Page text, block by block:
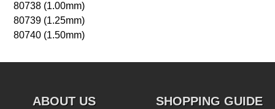
80738 (1.00mm)
80739 (1.25mm)
80740 (1.50mm)
ABOUT US SHOPPING GUIDE